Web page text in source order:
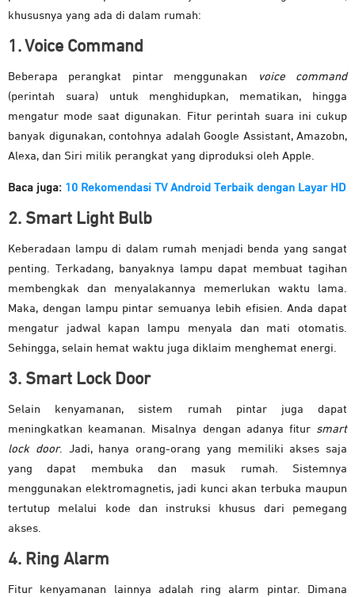
khususnya yang ada di dalam rumah:
1. Voice Command
Beberapa perangkat pintar menggunakan
voice command
(perintah suara) untuk menghidupkan, mematikan, hingga
mengatur mode saat digunakan. Fitur perintah suara ini cukup
banyak digunakan, contohnya adalah Google Assistant, Amazobn,
Alexa, dan Siri milik perangkat yang diproduksi oleh Apple.
Baca juga: 10 Rekomendasi TV Android Terbaik dengan Layar HD
2. Smart Light Bulb
Keberadaan lampu di dalam rumah menjadi benda yang sangat
penting. Terkadang, banyaknya lampu dapat membuat tagihan
membengkak dan menyalakannya memerlukan waktu lama.
Maka, dengan lampu pintar semuanya lebih efisien. Anda dapat
mengatur jadwal kapan lampu menyala dan mati otomatis.
Sehingga, selain hemat waktu juga diklaim menghemat energi.
3. Smart Lock Door
Selain kenyamanan, sistem rumah pintar juga dapat
meningkatkan keamanan. Misalnya dengan adanya fitur smart
lock door. Jadi, hanya orang-orang yang memiliki akses saja
yang dapat membuka dan masuk rumah. Sistemnya
menggunakan elektromagnetis, jadi kunci akan terbuka maupun
tertutup melalui kode dan instruksi khusus dari pemegang
akses.
4. Ring Alarm
Fitur kenyamanan lainnya adalah ring alarm pintar. Dimana